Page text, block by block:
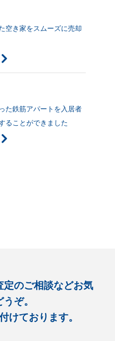
空き家をスムーズに売却
た鉄筋アパートを入居者
ることができました
定のご相談などお気
ぞ。
けております。